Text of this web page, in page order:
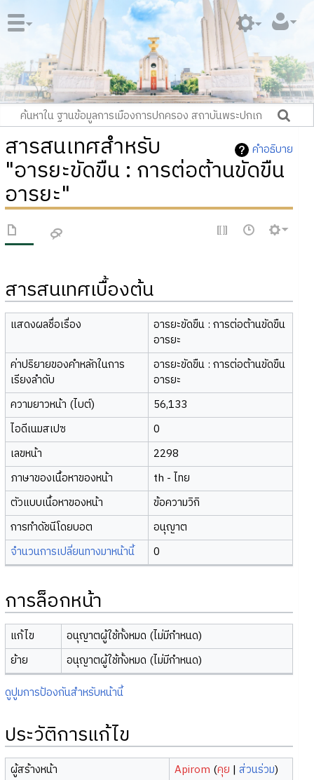
คำอธิบาย
สารสนเทศสำหรับ
"อารยะขัดขืน : การต่อต้านขัดขืน
อารยะ"
สารสนเทศเบื้องต้น
แสดงผลชื่อเรื่อง
อารยะขัดขืน : การต่อต้านขัดขืน
อารยะ
ค่าปริยายของคำหลักในการ
เรียงลำดับ
อารยะขัดขืน : การต่อต้านขัดขืน
อารยะ
ความยาวหน้า (ไบต์)
56,133
ไอดีเนมสเปซ
0
เลขหน้า
2298
ภาษาของเนื้อหาของหน้า
th - ไทย
ตัวแบบเนื้อหาของหน้า
ข้อความวิกิ
การทำดัชนีโดยบอต
อนุญาต
จำนวนการเปลี่ยนทางมาหน้านี้
0
การล็อกหน้า
แก้ไข
อนุญาตผู้ใช้ทั้งหมด (ไม่มีกำหนด)
ย้าย
อนุญาตผู้ใช้ทั้งหมด (ไม่มีกำหนด)
ดูปูมการป้องกันสำหรับหน้านี้
ประวัติการแก้ไข
ผู้สร้างหน้า Apirom (คุย |ส่วนร่วม)